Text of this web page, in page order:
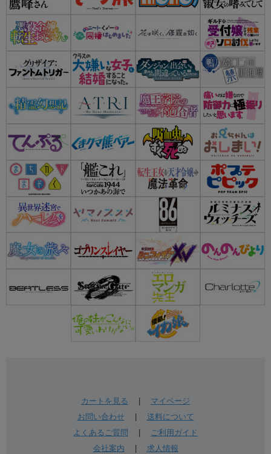
カートを見る
マイページ
お問い合わせ| 送料について
よくあるご質問
ご利用ガイド
会社案内
求人情報